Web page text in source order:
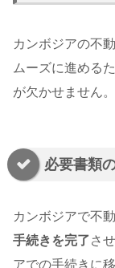
カンボジアの不
ムーズに進める
が欠かせません。
必要書類
カンボジアで不
手続きを完了さ
アでの手続きに移